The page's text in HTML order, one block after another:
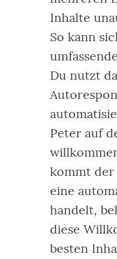
Inhalte
So kann
Du nutzt
Peter auf
kommt der
eine
handelt,
diese
besten